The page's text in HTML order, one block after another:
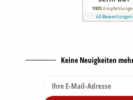
Keine Neuigkeiten